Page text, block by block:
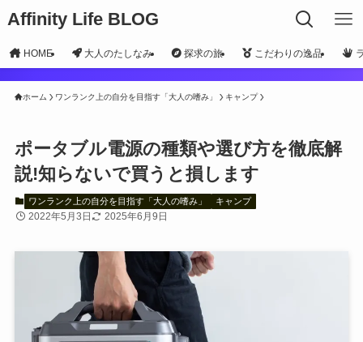
Affinity Life BLOG
HOME 大人のたしなみ 探求の旅 こだわりの逸品
ホーム ワンランク上の自分を目指す「大人の嗜み」 キャンプ
ポータブル電源の種類や選び方を徹底解
説!知らないで買うと損します
ワンランク上の自分を目指す「大人の嗜み」 キャンプ
2022年5月3日 2025年6月9日